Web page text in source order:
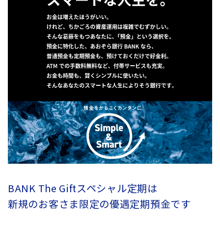
・2013年1月1日～2037年12月31日まで受け取る利息について
は、復興特別所得税が追加徴税され、税率は20.315%（国税
15.315%、地方税5%）が適用されています。詳細について必ず
商品概要説明書および当行ホームページをご確認ください。
BANK The Giftスペシャル定期は
新規のお客さま限定の優遇定期預金です